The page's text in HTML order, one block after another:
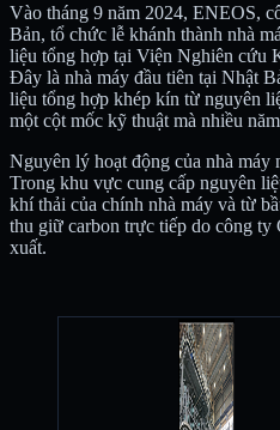
Vào tháng 9 năm 2024, ENEOS,
Bản, tổ chức lễ khánh thành nhà
liệu tổng hợp tại Viện Nghiên cứu
Đây là nhà máy đầu tiên tại Nhật
liệu tổng hợp khép kín từ nguyên
một cột mốc kỹ thuật mà nhiều
Nguyên lý hoạt động của nhà máy
Trong khu vực cung cấp nguyên
khí thải của chính nhà máy và từ
thu giữ carbon trực tiếp do công ty
xuất.